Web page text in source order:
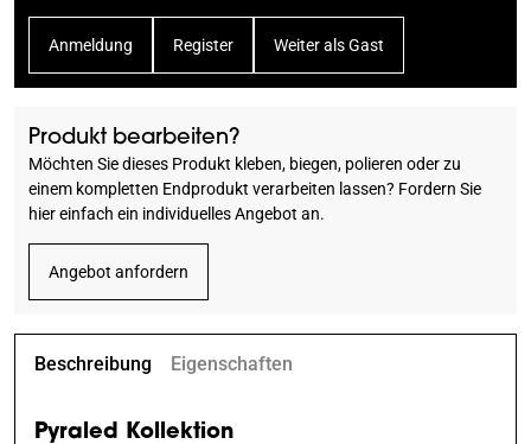
Anmeldung Register Weiter als Gast
Produkt bearbeiten?
Möchten Sie dieses Produkt kleben, biegen, polieren oder zu
einem kompletten Endprodukt verarbeiten lassen? Fordern Sie
hier einfach ein individuelles Angebot an.
Angebot anfordern
Beschreibung Eigenschaften
Pyraled Kollektion